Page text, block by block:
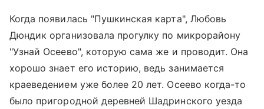
Когда появилась "Пушкинская карта", Любовь
Дюндик организовала прогулку по микрорайону
"Узнай Осеево", которую сама же и проводит. Она
хорошо знает его историю, ведь занимается
краеведением уже более 20 лет. Осеево когда-то
было пригородной деревней Шадринского уезда